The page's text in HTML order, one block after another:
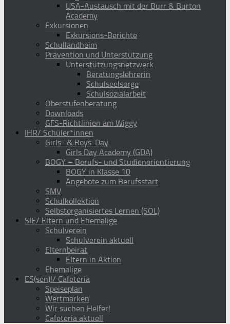
USA-Austausch mit der Burr & Burton
Academy
Exkursionen
Exkursions-Berichte
Schullandheim
Prävention und Unterstützung
Unterstützungsnetzwerk
Beratungslehrerin
Schulseelsorge
Schulsozialarbeit
Oberstufenberatung
Downloads
GFS-Richtlinien am Wiggy
IHR/ Schüler*innen
Girls- & Boys-Day
Girls Day Academy (GDA)
BOGY – Berufs- und Studienorientierung
BOGY in Klasse 10
Angebote zum Berufsstart
SMV
Schulkollektion
Selbstorganisiertes Lernen (SOL)
SIE/ Eltern und Ehemalige
Schulverein
Schulverein aktuell
Elternbeirat
Eltern in Aktion
Ehemalige
ES(sen)!/ Cafeteria
Speiseplan
Wertmarken
Wir suchen Helfer!
Cafeteria aktuell